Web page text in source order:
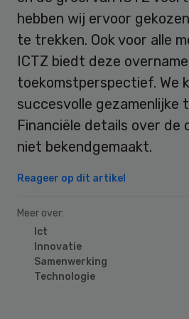
hebben wij ervoor
te trekken. Ook voor alle
ICTZ biedt deze
toekomstperspectief. We
succesvolle gezamenlijke
Financiële details over de
niet bekendgemaakt.
Reageer op dit artikel
Meer over:
Ict
Innovatie
Samenwerking
Technologie